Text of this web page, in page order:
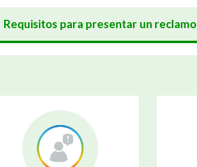
Requisitos para presentar un reclamo